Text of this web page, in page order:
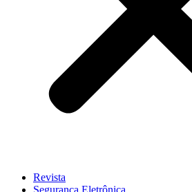
Revista
Segurança Eletrônica